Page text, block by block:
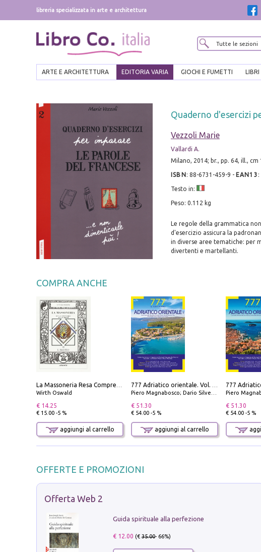
libreria specializzata in arte e architettura
ARTE E ARCHITETTURA EDITORIA VARIA GIOCHI E FUMETTI
Quaderno d'esercizi
Vezzoli Marie
Vallardi A.
Milano, 2014; br., pp. 64, ill., cm
ISBN : 88-6731-459-9 - EAN13 :
Testo in:
Peso: 0.112 kg
Le regole della grammatica
d'esercizio assicura la
in diverse aree tematiche: per
divertenti e martellanti.
COMPRA ANCHE
Wirth Oswald
€ 14.25
€ 15.00 -5 %
aggiungi al carrello
Piero Magnabosco; Dario Silvestro; Marco Sbrizzi
€ 51.30
€ 54.00 -5 %
aggiungi al carrello
Piero Magnabosco;
€ 51.30
€ 54.00 -5 %
OFFERTE E PROMOZIONI
Offerta Web 2
Guida spirituale alla perfezione
€ 12.00 (€35.00- 66%)